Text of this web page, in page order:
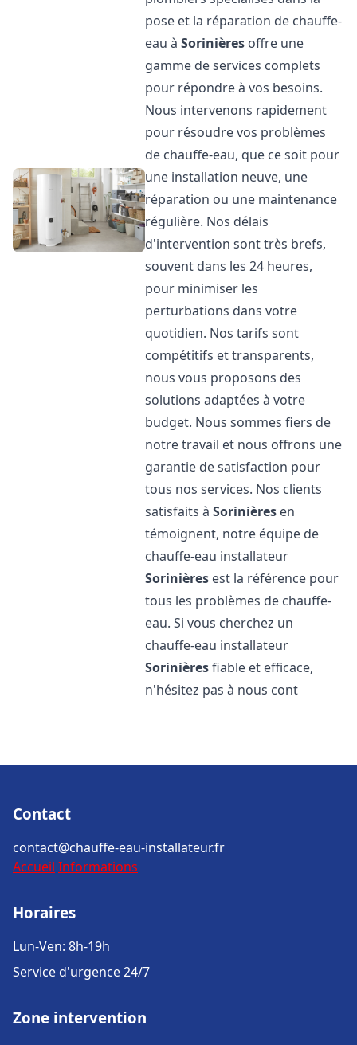
pose et la réparation de chauffe-
eau àSorinières offre une
gamme de services complets
pour répondre à vos besoins.
Nous intervenons rapidement
pour résoudre vos problèmes
de chauffe-eau, que ce soit pour
une installation neuve, une
réparation ou une maintenance
régulière. Nos délais
d'intervention sont très brefs,
souvent dans les 24 heures,
pour minimiser les
perturbations dans votre
quotidien. Nos tarifs sont
compétitifs et transparents,
nous vous proposons des
solutions adaptées à votre
budget. Nous sommes fiers de
notre travail et nous offrons une
garantie de satisfaction pour
tous nos services. Nos clients
satisfaits àSorinières en
témoignent, notre équipe de
chauffe-eau installateur
Sorinières est la référence pour
tous les problèmes de chauffe-
eau. Si vous cherchez un
chauffe-eau installateur
Sorinièresfiable et efficace,
n'hésitez pas à nous cont
Contact
contact@chauffe-eau-installateur.fr
Accueil Informations
Horaires
Lun-Ven: 8h-19h
Service d'urgence 24/7
Zone intervention